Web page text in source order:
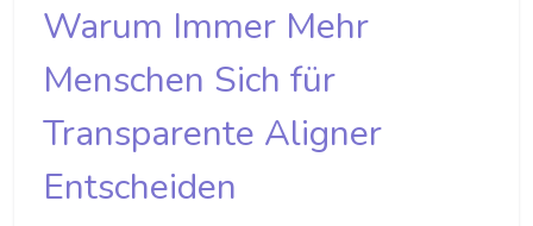
Warum Immer Mehr
Menschen Sich für
Transparente Aligner
Entscheiden